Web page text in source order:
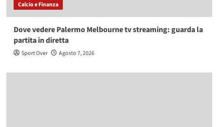
Calcio e Finanza
Dove vedere Palermo Melbourne tv streaming: guarda la
partita in diretta
Sport Over Agosto 7, 2026